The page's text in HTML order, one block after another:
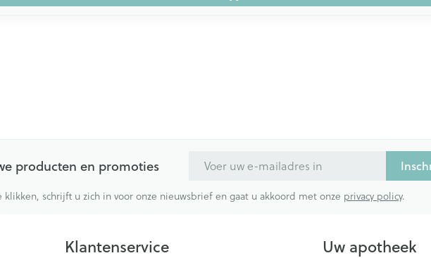
producten en promoties
klikken, schrijft u zich in voor onze nieuwsbrief en gaat u akkoord met onze privacy policy.
Klantenservice Uw apotheek